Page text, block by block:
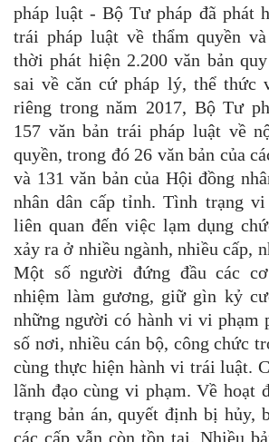
pháp luật - Bộ Tư pháp đã phát
trái pháp luật về thẩm quyền
thời phát hiện 2.200 văn bản
sai về căn cứ pháp lý, thể thức
riêng trong năm 2017, Bộ Tư
157 văn bản trái pháp luật về
quyền, trong đó 26 văn bản của
và 131 văn bản của Hội đồng
nhân dân cấp tỉnh. Tình trạng
liên quan đến việc lạm dụng
xảy ra ở nhiều ngành, nhiều cấp,
Một số người đứng đầu các
nhiệm làm gương, giữ gìn kỷ
những người có hành vi vi phạm
số nơi, nhiều cán bộ, công chức
cùng thực hiện hành vi trái luật.
lãnh đạo cùng vi phạm. Về hoạt
trạng bản án, quyết định bị hủy,
các cấp vẫn còn tồn tại. Nhiều